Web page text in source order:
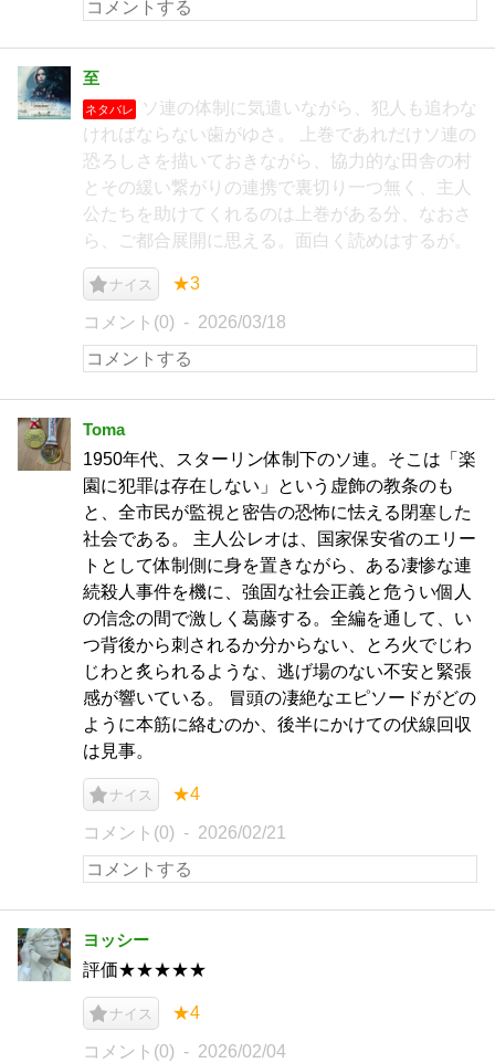
至
ネタバレ
ソ連の体制に気遣いながら、犯人も追わな
ければならない歯がゆさ。 上巻であれだけソ連の
恐ろしさを描いておきながら、協力的な田舎の村
とその緩い繋がりの連携で裏切り一つ無く、主人
公たちを助けてくれるのは上巻がある分、なおさ
ら、ご都合展開に思える。面白く読めはするが。
ナイス ★3
コメント(0) 2026/03/18
Toma
1950年代、スターリン体制下のソ連。そこは「楽
園に犯罪は存在しない」という虚飾の教条のも
と、全市民が監視と密告の恐怖に怯える閉塞した
社会である。 主人公レオは、国家保安省のエリー
トとして体制側に身を置きながら、ある凄惨な連
続殺人事件を機に、強固な社会正義と危うい個人
の信念の間で激しく葛藤する。全編を通して、い
つ背後から刺されるか分からない、とろ火でじわ
じわと炙られるような、逃げ場のない不安と緊張
感が響いている。 冒頭の凄絶なエピソードがどの
ように本筋に絡むのか、後半にかけての伏線回収
は見事。
ナイス ★4
コメント(0) 2026/02/21
ヨッシー
評価★★★★★
ナイス ★4
コメント(0) 2026/02/04